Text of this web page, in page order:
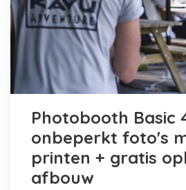
Photobooth Basic
onbeperkt foto's
printen + gratis
afbouw